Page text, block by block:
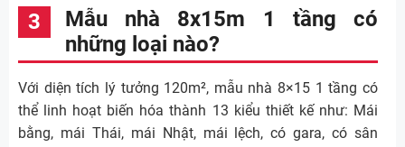
Mẫu nhà 8x15m 1 tầng có
những loại nào?
Với diện tích lý tưởng 120m², mẫu nhà 8×15 1 tầng có
thể linh hoạt biến hóa thành 13 kiểu thiết kế như: Mái
bằng, mái Thái, mái Nhật, mái lệch, có gara, có sân